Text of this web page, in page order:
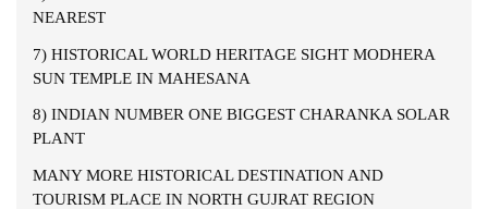
NEAREST
7) HISTORICAL WORLD HERITAGE SIGHT MODHERA
SUN TEMPLE IN MAHESANA
8) INDIAN NUMBER ONE BIGGEST CHARANKA SOLAR
PLANT
MANY MORE HISTORICAL DESTINATION AND
TOURISM PLACE IN NORTH GUJRAT REGION